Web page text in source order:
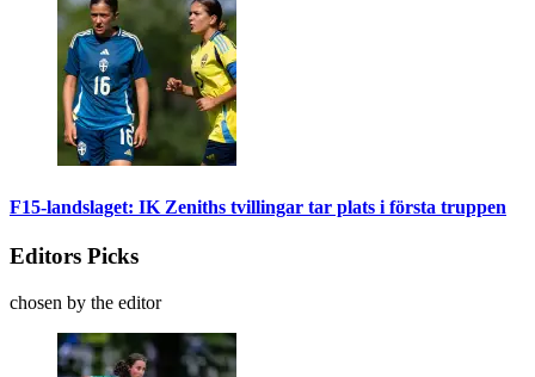
F15-landslaget: IK Zeniths tvillingar tar plats i första truppen
Editors Picks
chosen by the editor